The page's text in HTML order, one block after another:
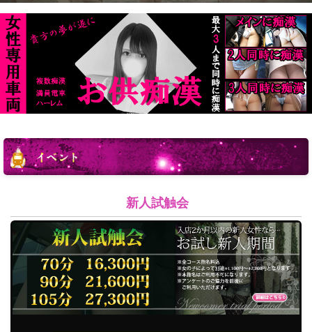
新人試触会